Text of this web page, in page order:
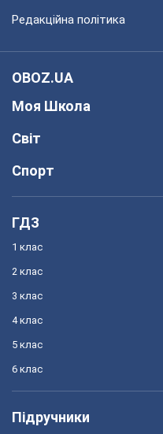
Редакційна політика
OBOZ.UA
Моя Школа
Світ
Спорт
ГДЗ
1 клас
2 клас
3 клас
4 клас
5 клас
6 клас
Підручники